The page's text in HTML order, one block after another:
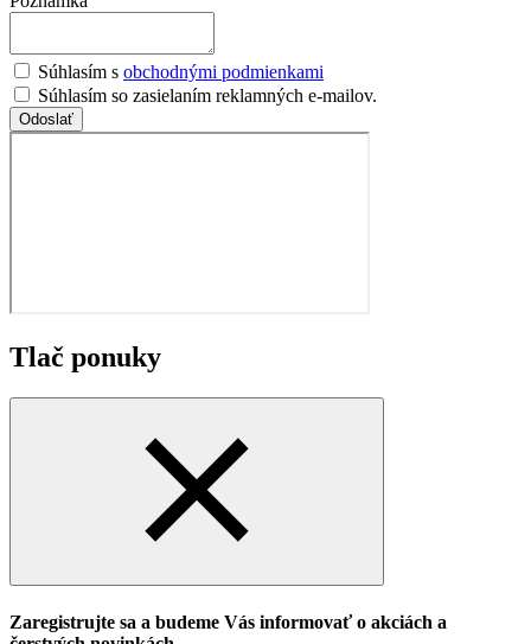
Súhlasím s obchodnými podmienkami
Súhlasím so zasielaním reklamných e-mailov.
Odoslať
Tlač ponuky
Zaregistrujte sa a budeme Vás informovať o akciách a